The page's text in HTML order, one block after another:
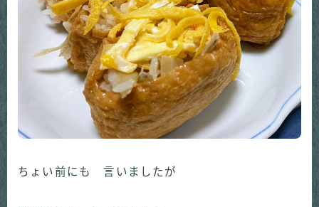
ちょい前にも 言いましたが